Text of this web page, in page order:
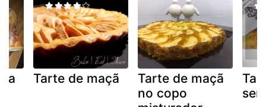
Tarte de maçã
Tarte de maçã
no copo